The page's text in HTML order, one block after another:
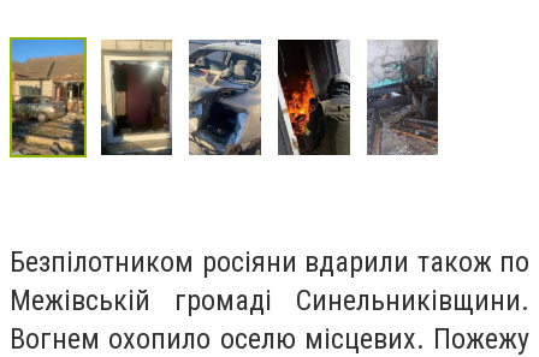
Безпілотником росіяни вдарили також по
Межівській громаді Синельниківщини.
Вогнем охопило оселю місцевих. Пожежу